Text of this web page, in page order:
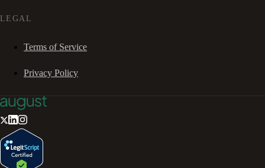
LEGAL
Terms of Service
Privacy Policy